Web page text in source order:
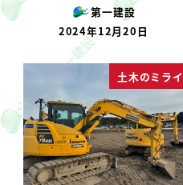
第一建設
投稿日
2024年12月20日
土木のミライ